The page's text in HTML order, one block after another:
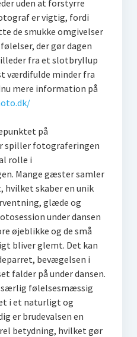
uden at forstyrre
er vigtig, fordi
de smukke omgivelser
der gør dagen
fra et slotbryllup
værdifulde minder fra
mere information på
på
spiller fotograferingen
rolle i
Mange gæster samler
hvilket skaber en unik
glæde og
under dansen
øjeblikke og de små
bliver glemt. Det kan
bevægelsen i
falder på under dansen.
særlig følelsesmæssig
i et naturligt og
er brudevalsen en
betydning, hvilket gør